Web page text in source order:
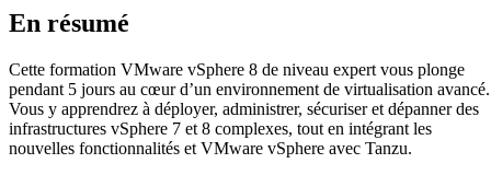
En résumé
Cette formation VMware vSphere 8 de niveau expert vous plonge
pendant 5 jours au cœur d’un environnement de virtualisation avancé.
Vous y apprendrez à déployer, administrer, sécuriser et dépanner des
infrastructures vSphere 7 et 8 complexes, tout en intégrant les
nouvelles fonctionnalités et VMware vSphere avec Tanzu.